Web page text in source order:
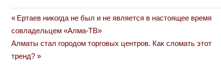
Навигация
по
записям
Previous
Post:
Ертаев никогда не был и не является в настоящее время
совладельцем «Алма-ТВ»
Next
Post:
Алматы стал городом торговых центров. Как сломать этот
тренд?